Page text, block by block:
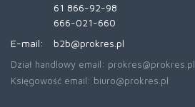
61 866-92-98
666-021-660
E-mail:
b2b@prokres.pl
Dział handlowy email: prokres@prokres.pl
Księgowość email: biuro@prokres.pl